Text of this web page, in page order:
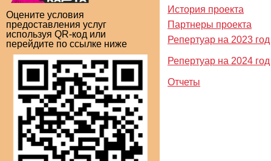
Оцените условия
предоставления услуг
используя QR-код или
перейдите по ссылке ниже
История проекта
Партнеры проекта
Репертуар на 2023 год
Репертуар на 2024 год
Отчеты